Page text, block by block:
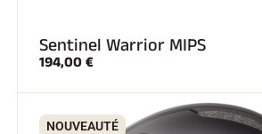
Sentinel Warrior MIPS
194,00 €
NOUVEAUTÉ